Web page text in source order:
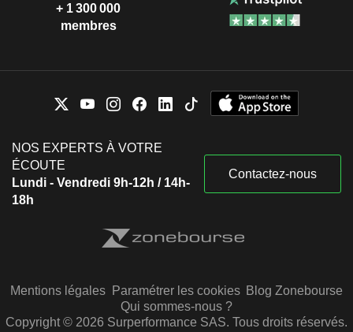
+ 1 300 000
membres
NOS EXPERTS À VOTRE
ÉCOUTE
Lundi - Vendredi 9h-12h / 14h-
18h
Contactez-nous
Mentions légales Paramétrer les cookies Blog Zonebourse
Qui sommes-nous ?
Copyright © 2026 Surperformance SAS. Tous droits réservés.